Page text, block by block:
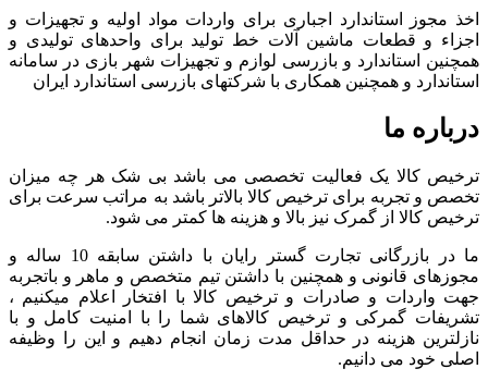
اخذ مجوز استاندارد اجباری برای واردات مواد اولیه و تجهیزات و
اجزاء و قطعات ماشین آلات خط تولید برای واحدهای تولیدی و
همچنین استاندارد و بازرسی لوازم و تجهیزات شهر بازی در سامانه
استاندارد و همچنین همکاری با شرکتهای بازرسی استاندارد ایران
درباره ما
ترخیص کالا یک فعالیت تخصصی می باشد بی شک هر چه میزان
تخصص و تجربه برای ترخیص کالا بالاتر باشد به مراتب سرعت برای
ترخیص کالا از گمرک نیز بالا و هزینه ها کمتر می شود.
ما در بازرگانی تجارت گستر رایان با داشتن سابقه 10 ساله و
مجوزهای قانونی و همچنین با داشتن تیم متخصص و ماهر و باتجربه
جهت واردات و صادرات و ترخیص کالا با افتخار اعلام میکنیم ،
تشریفات گمرکی و ترخیص کالاهای شما را با امنیت کامل و با
نازلترین هزینه در حداقل مدت زمان انجام دهیم و این را وظیفه
اصلی خود می دانیم.